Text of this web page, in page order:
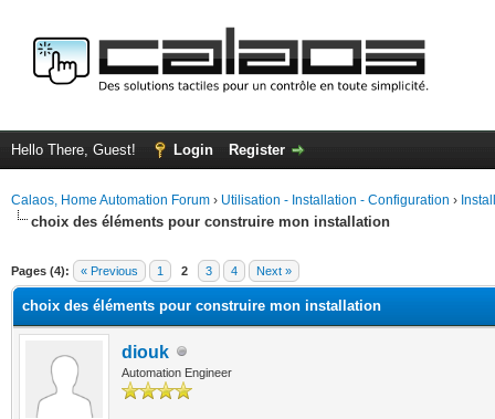
Hello There, Guest! Login Register
Calaos, Home Automation Forum › Utilisation - Installation - Configuration ›
choix des éléments pour construire mon installation
Pages (4): « Previous 1 2 3 4 Next »
choix des éléments pour construire mon installation
diouk
Automation Engineer